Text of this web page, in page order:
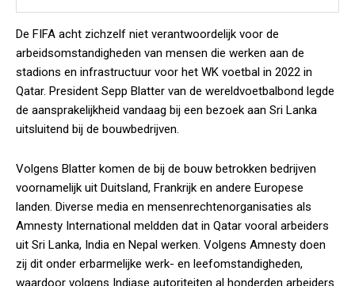
De FIFA acht zichzelf niet verantwoordelijk voor de
arbeidsomstandigheden van mensen die werken aan de
stadions en infrastructuur voor het WK voetbal in 2022 in
Qatar. President Sepp Blatter van de wereldvoetbalbond legde
de aansprakelijkheid vandaag bij een bezoek aan Sri Lanka
uitsluitend bij de bouwbedrijven.
Volgens Blatter komen de bij de bouw betrokken bedrijven
voornamelijk uit Duitsland, Frankrijk en andere Europese
landen. Diverse media en mensenrechtenorganisaties als
Amnesty International meldden dat in Qatar vooral arbeiders
uit Sri Lanka, India en Nepal werken. Volgens Amnesty doen
zij dit onder erbarmelijke werk- en leefomstandigheden,
waardoor volgens Indiase autoriteiten al honderden arbeiders